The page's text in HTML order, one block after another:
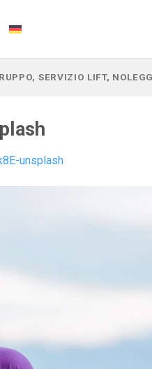
SERVIZIO LIFT,
unsplash